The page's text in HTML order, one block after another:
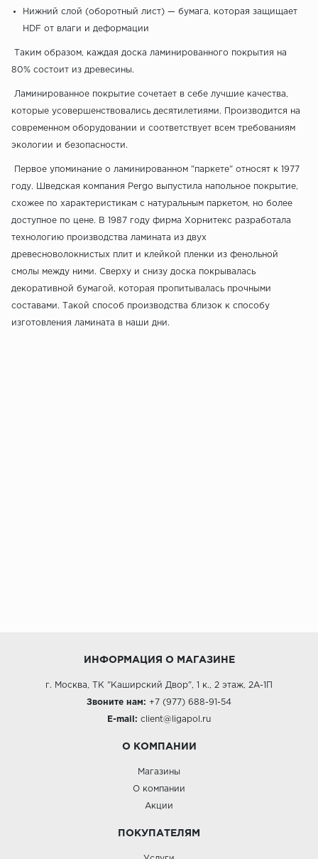
Нижний слой (оборотный лист) — бумага, которая защищает
HDF от влаги и деформации
Таким образом, каждая доска ламинированного покрытия на
80% состоит из древесины.
Ламинированное покрытие сочетает в себе лучшие качества,
которые усовершенствовались десятилетиями. Производится на
современном оборудовании и соответствует всем требованиям
экологии и безопасности.
Первое упоминание о ламинированном "паркете" относят к 1977
году. Шведская компания Pergo выпустила напольное покрытие,
схожее по характеристикам с натуральным паркетом, но более
доступное по цене. В 1987 году фирма Хорнитекс разработала
технологию производства ламината из двух
древесноволокнистых плит и клейкой пленки из фенольной
смолы между ними. Сверху и снизу доска покрывалась
декоративной бумагой, которая пропитывалась прочными
составами. Такой способ производства близок к способу
изготовления ламината в наши дни.
ИНФОРМАЦИЯ О МАГАЗИНЕ
г. Москва, ТК "Каширский Двор", 1 к., 2 этаж, 2А-1П
Звоните нам: +7 (977) 688-91-54
E-mail: client@ligapol.ru
О КОМПАНИИ
Магазины
О компании
Акции
ПОКУПАТЕЛЯМ